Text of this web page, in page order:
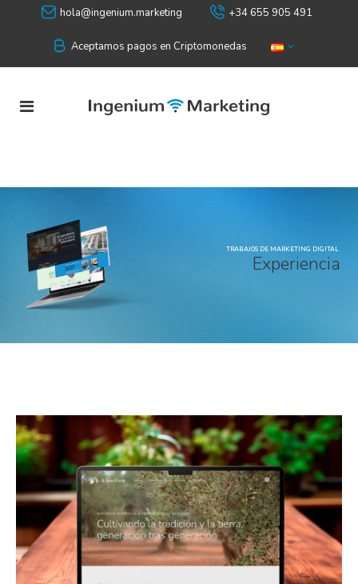
hola@ingenium.marketing +34 655 905 491
Aceptamos pagos en Criptomonedas
TRABAJOS DE MARKETING DIGITAL
Experiencia